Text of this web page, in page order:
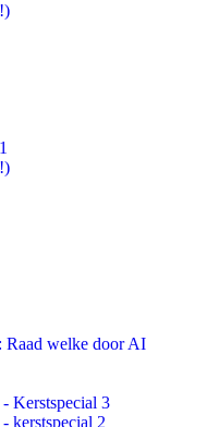
Raad welke door AI
Kerstspecial 3
kerstspecial 2